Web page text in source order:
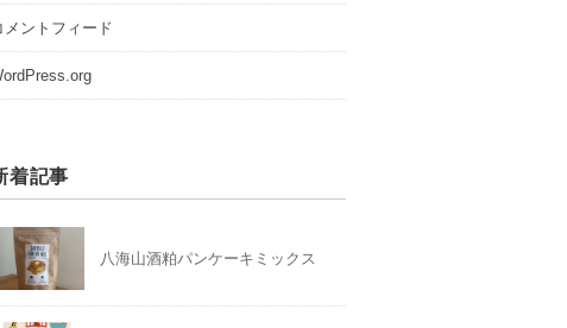
メントフィード
着記事
八海山酒粕パンケーキミックス